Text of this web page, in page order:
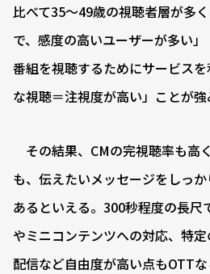
比べて35〜49歳の視聴者層が多
で、感度の高いユーザーが多い
番組を視聴するためにサービス
な視聴＝注視度が高い」ことが強
その結果、CMの完視聴率も高
も、伝えたいメッセージをしっ
あるといえる。300秒程度の長尺
やミニコンテンツへの対応、特
配信など自由度が高い点もOTTな